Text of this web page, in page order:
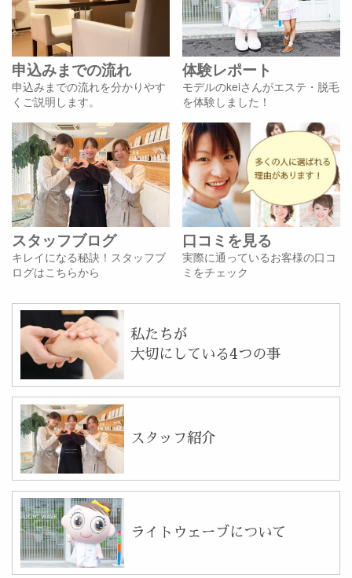
申込みまでの流れ
申込みまでの流れを分かりやす
くご説明します。
体験レポート
モデルのkeiさんがエステ・脱毛
を体験しました！
スタッフブログ
キレイになる秘訣！スタッフブ
ログはこちらから
口コミを見る
実際に通っているお客様の口コ
ミをチェック
私たちが
大切にしている4つの事
スタッフ紹介
ライトウェーブについて